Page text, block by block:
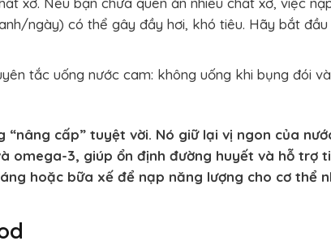
ngày) có thể gây đầy hơi, khó tiêu. Hãy bắt đầu
tắc uống nước cam: không uống khi bụng đói
cấp” tuyệt vời. Nó giữ lại vị ngon của
omega-3, giúp ổn định đường huyết và hỗ trợ
hoặc bữa xế để nạp năng lượng cho cơ thể